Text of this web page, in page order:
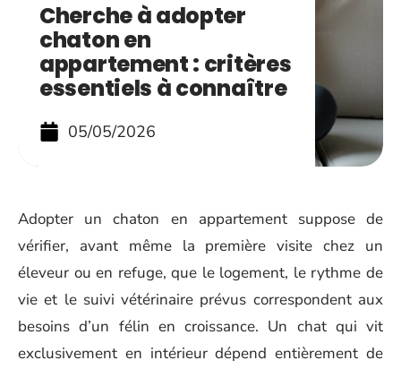
Cherche à adopter
chaton en
appartement : critères
essentiels à connaître
05/05/2026
Adopter un chaton en appartement suppose de
vérifier, avant même la première visite chez un
éleveur ou en refuge, que le logement, le rythme de
vie et le suivi vétérinaire prévus correspondent aux
besoins d’un félin en croissance. Un chat qui vit
exclusivement en intérieur dépend entièrement de